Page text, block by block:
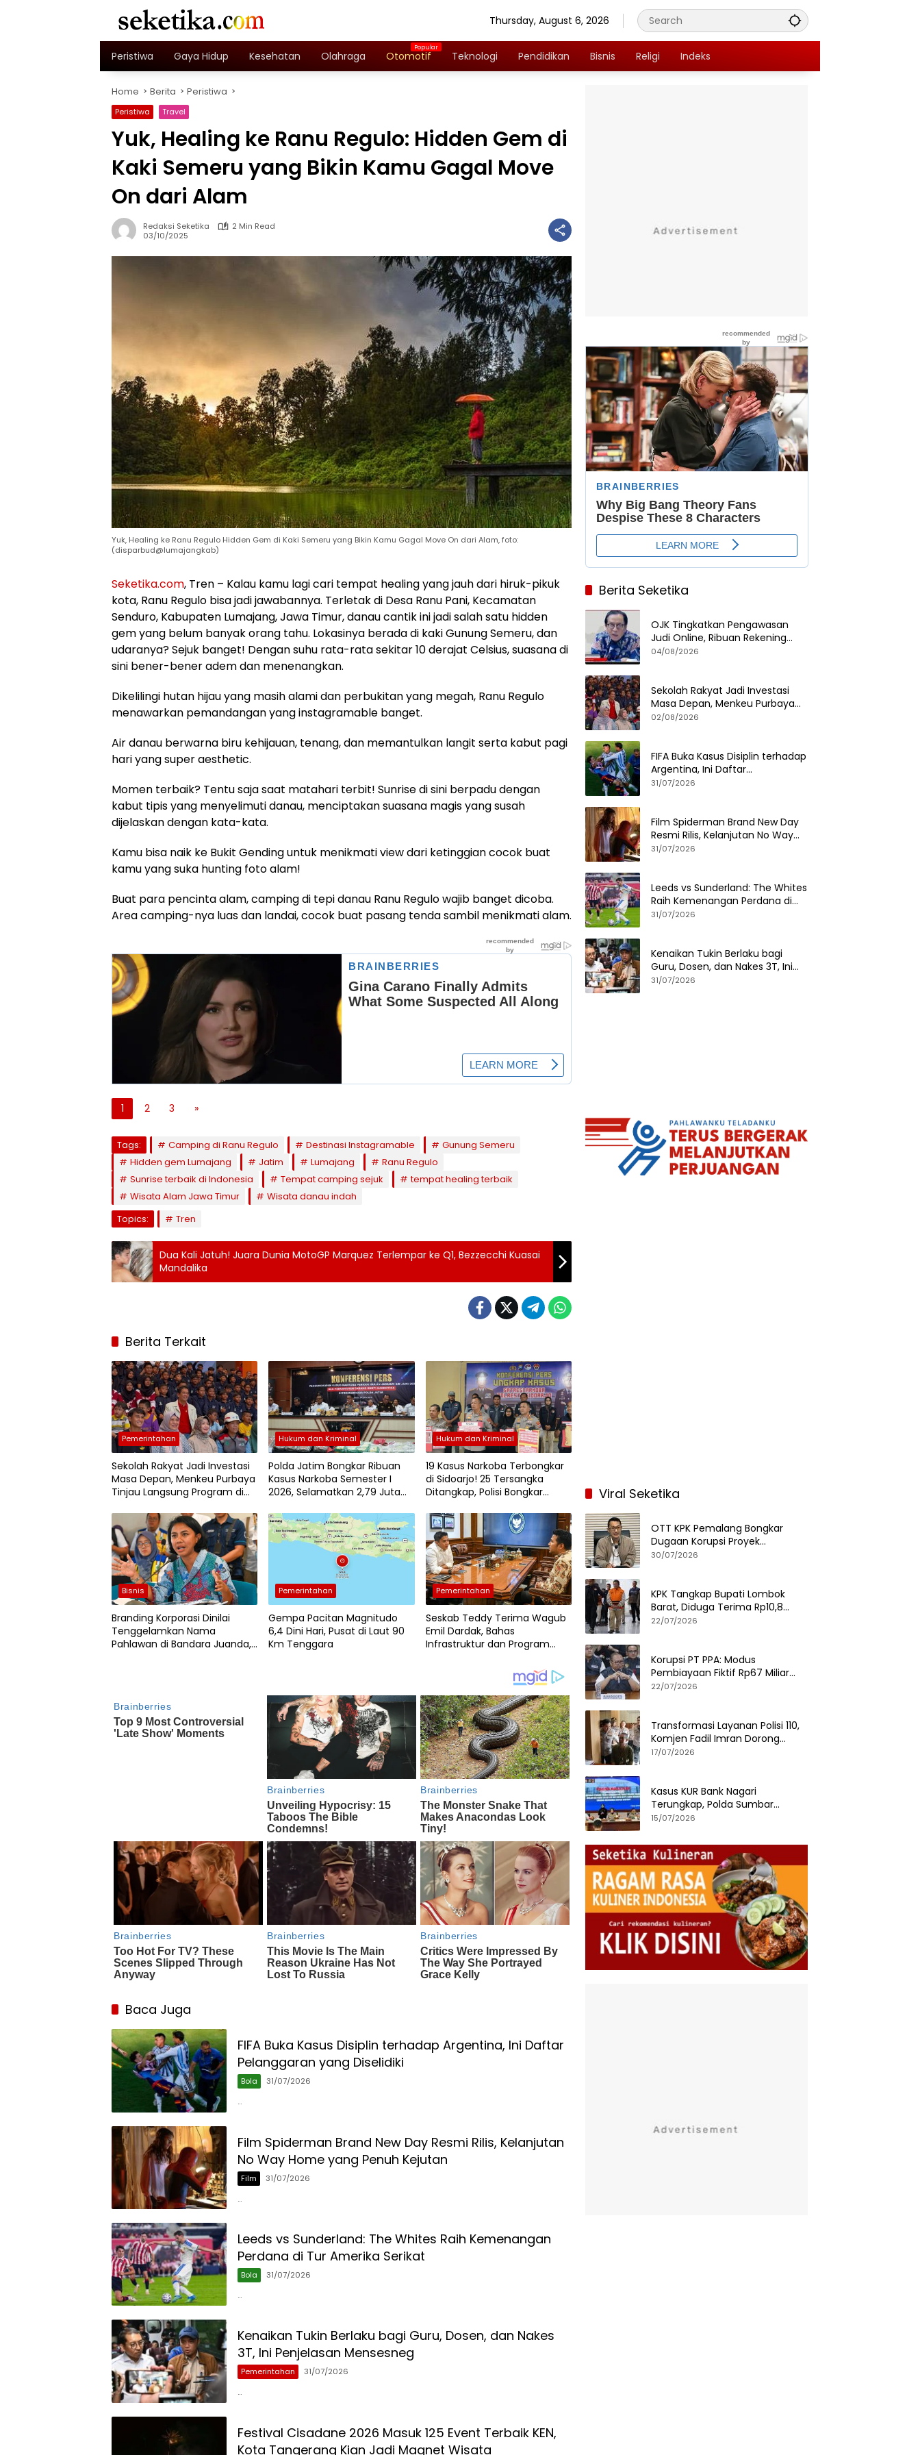
Thursday, August 6, 2026
Peristiwa Gaya Hidup Kesehatan Olahraga Otomotif Teknologi Pendidikan Bisnis Religi Indeks
Home Berita Peristiwa
Peristiwa Travel
Yuk, Healing ke Ranu Regulo: Hidden Gem di
Kaki Semeru yang Bikin Kamu Gagal Move
On dari Alam
Redaksi Seketika
2 Min Read
03/10/2025
Yuk, Healing ke Ranu Regulo Hidden Gem di Kaki Semeru yang Bikin Kamu Gagal Move On dari Alam, foto:
(disparbud@lumajangkab)
Seketika.com, Tren – Kalau kamu lagi cari tempat healing yang jauh dari hiruk-pikuk
kota, Ranu Regulo bisa jadi jawabannya. Terletak di Desa Ranu Pani, Kecamatan
Senduro, Kabupaten Lumajang, Jawa Timur, danau cantik ini jadi salah satu hidden
gem yang belum banyak orang tahu. Lokasinya berada di kaki Gunung Semeru, dan
udaranya? Sejuk banget! Dengan suhu rata-rata sekitar 10 derajat Celsius, suasana di
sini bener-bener adem dan menenangkan.
Dikelilingi hutan hijau yang masih alami dan perbukitan yang megah, Ranu Regulo
menawarkan pemandangan yang instagramable banget.
Air danau berwarna biru kehijauan, tenang, dan memantulkan langit serta kabut pagi
hari yang super aesthetic.
Momen terbaik? Tentu saja saat matahari terbit! Sunrise di sini berpadu dengan
kabut tipis yang menyelimuti danau, menciptakan suasana magis yang susah
dijelaskan dengan kata-kata.
Kamu bisa naik ke Bukit Gending untuk menikmati view dari ketinggian cocok buat
kamu yang suka hunting foto alam!
Buat para pencinta alam, camping di tepi danau Ranu Regulo wajib banget dicoba.
Area camping-nya luas dan landai, cocok buat pasang tenda sambil menikmati alam.
1 2 3 »
Tags: Camping di Ranu Regulo Destinasi Instagramable
Gunung Semeru
Hidden gem Lumajang
Jatim Lumajang
Ranu Regulo
Sunrise terbaik di Indonesia
Tempat camping sejuk
tempat healing terbaik
Wisata Alam Jawa Timur
Wisata danau indah
Topics:
Tren
Dua Kali Jatuh! Juara Dunia MotoGP Marquez Terlempar ke Q1, Bezzecchi Kuasai
Mandalika
Berita Terkait
Pemerintahan
Sekolah Rakyat Jadi Investasi
Masa Depan, Menkeu Purbaya
Tinjau Langsung Program di
Hukum dan Kriminal
Polda Jatim Bongkar Ribuan
Kasus Narkoba Semester I
2026, Selamatkan 2,79 Juta
Hukum dan Kriminal
19 Kasus Narkoba Terbongkar
di Sidoarjo! 25 Tersangka
Ditangkap, Polisi Bongkar
Bisnis
Branding Korporasi Dinilai
Tenggelamkan Nama
Pahlawan di Bandara Juanda,
Pemerintahan
Gempa Pacitan Magnitudo
6,4 Dini Hari, Pusat di Laut 90
Km Tenggara
Pemerintahan
Seskab Teddy Terima Wagub
Emil Dardak, Bahas
Infrastruktur dan Program
Baca Juga
FIFA Buka Kasus Disiplin terhadap Argentina, Ini Daftar
Pelanggaran yang Diselidiki
Bola 31/07/2026
…
Film Spiderman Brand New Day Resmi Rilis, Kelanjutan
No Way Home yang Penuh Kejutan
Film 31/07/2026
…
Leeds vs Sunderland: The Whites Raih Kemenangan
Perdana di Tur Amerika Serikat
Bola 31/07/2026
…
Kenaikan Tukin Berlaku bagi Guru, Dosen, dan Nakes
3T, Ini Penjelasan Mensesneg
Pemerintahan 31/07/2026
…
Festival Cisadane 2026 Masuk 125 Event Terbaik KEN,
Kota Tangerang Kian Jadi Magnet Wisata
Berita Seketika
OJK Tingkatkan Pengawasan
Judi Online, Ribuan Rekening
Terindikasi Segera Diblokir
04/08/2026
Sekolah Rakyat Jadi Investasi
Masa Depan, Menkeu Purbaya
Tinjau Langsung Program di
02/08/2026
FIFA Buka Kasus Disiplin terhadap
Argentina, Ini Daftar
Pelanggaran yang Diselidiki
31/07/2026
Film Spiderman Brand New Day
Resmi Rilis, Kelanjutan No Way
Home yang Penuh Kejutan
31/07/2026
Leeds vs Sunderland: The Whites
Raih Kemenangan Perdana di
Tur Amerika Serikat
31/07/2026
Kenaikan Tukin Berlaku bagi
Guru, Dosen, dan Nakes 3T, Ini
Penjelasan Mensesneg
31/07/2026
Viral Seketika
OTT KPK Pemalang Bongkar
Dugaan Korupsi Proyek
Pemerintah, Ini Fakta
30/07/2026
KPK Tangkap Bupati Lombok
Barat, Diduga Terima Rp10,8
Miliar dan Gratifikasi Alphard
22/07/2026
Korupsi PT PPA: Modus
Pembiayaan Fiktif Rp67 Miliar
Terbongkar, Negara Rugi Rp38,8
22/07/2026
Transformasi Layanan Polisi 110,
Komjen Fadil Imran Dorong
Respons Cepat dan Terintegrasi
17/07/2026
Kasus KUR Bank Nagari
Terungkap, Polda Sumbar
Tetapkan 3 Tersangka dan
15/07/2026